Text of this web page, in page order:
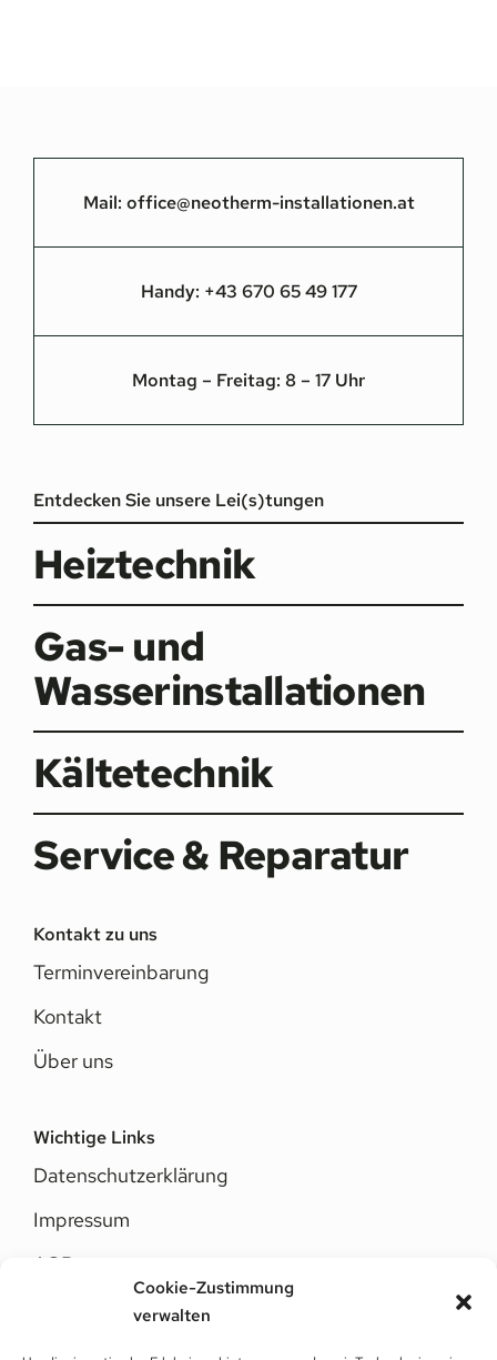
Cookie-Zustimmung
verwalten
Mail: office@neotherm-installationen.at
Handy: +43 670 65 49 177
Montag – Freitag: 8 – 17 Uhr
Entdecken Sie unsere Lei(s)tungen
Heiztechnik
Gas- und
Wasserinstallationen
Kältetechnik
Service & Reparatur
Kontakt zu uns
Terminvereinbarung
Kontakt
Über uns
Wichtige Links
Datenschutzerklärung
Impressum
AGB
Cookie-Richtlinie